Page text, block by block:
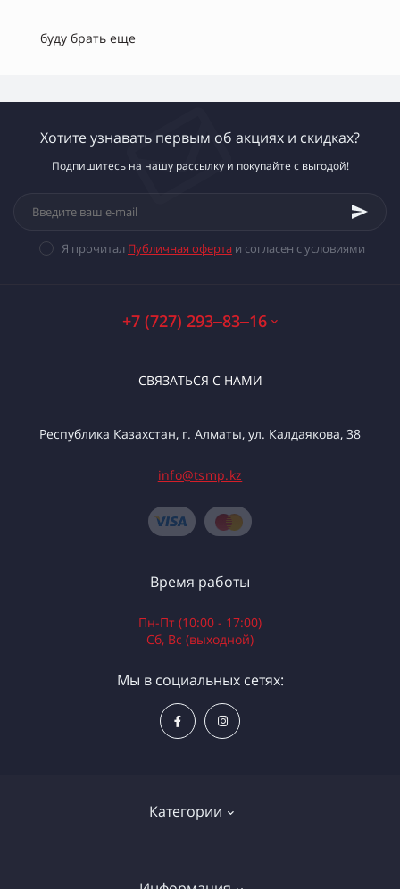
буду брать еще
Хотите узнавать первым об акциях и скидках?
Подпишитесь на нашу рассылку и покупайте с выгодой!
Я прочитал Публичная оферта и согласен с условиями
+7 (727) 293‒83‒16
СВЯЗАТЬСЯ С НАМИ
Республика Казахстан, г. Алматы, ул. Калдаякова, 38
info@tsmp.kz
Категории
Электроинструменты
Время работы
Пн-Пт (10:00 - 17:00)
Сб, Вс (выходной)
Мы в социальных сетях: